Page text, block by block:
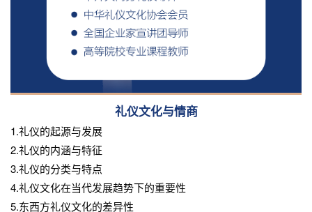
礼仪文化与情商
1.礼仪的起源与发展
2.礼仪的内涵与特征
3.礼仪的分类与特点
4.礼仪文化在当代发展趋势下的重要性
5.东西方礼仪文化的差异性